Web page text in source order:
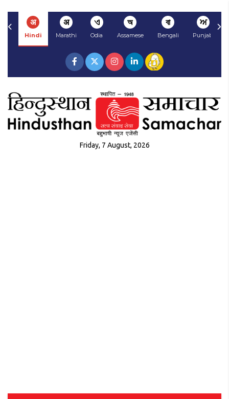
अ
Hindi
अ
Marathi
ଏ
Odia
অ
Assamese
বা
Bengali
ਅ
Punjabi
Friday, 7 August, 2026